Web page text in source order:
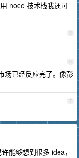
node 技术栈我还可
5
6
场已经反应完了。像彭
7
能够想到很多 idea，